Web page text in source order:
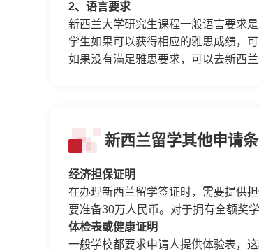
2、语言要求
新西兰大学研究生课程一般语言要求
学生如果可以获得相应的雅思成绩，
如果没有满足雅思要求，可以去新西
新西兰留学其他申请
经济担保证明
在办理新西兰留学签证时，需要提供
要准备30万人民币。对于拥有全额奖
体检表或健康证明
一般学校都要求申请人提供体验表，